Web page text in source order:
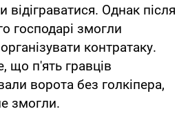
відіграватися. Однак після
господарі змогли
контратаку.
що п'ять гравців
ворота без голкіпера,
змогли.